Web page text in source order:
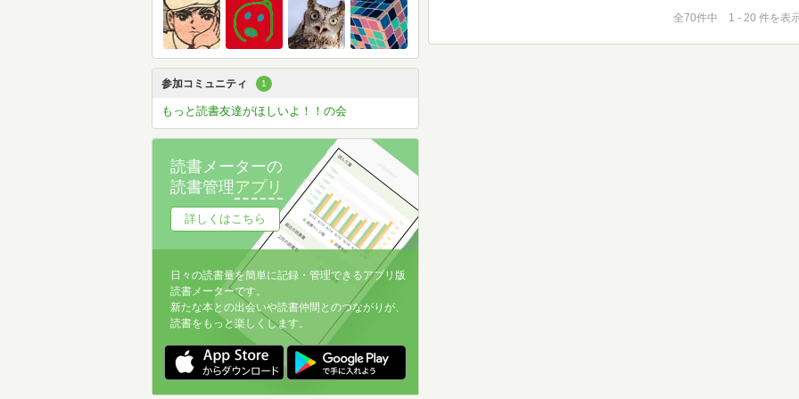
全70件中 1 - 20 件を表
参加コミュニティ 1
もっと読書友達がほしいよ！！の会
読書メーターの
読書管理アプリ
詳しくはこちら
日々の読書量を簡単に記録・管理できるアプリ版
読書メーターです。
新たな本との出会いや読書仲間とのつながりが、
読書をもっと楽しくします。